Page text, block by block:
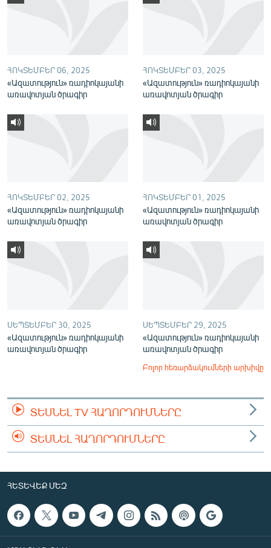
ՀԵՏԵՎԵՔ ՄԵԶ
ՀՈԿՏԵՄԲԵՐ 06, 2025
«Ազատություն» ռադիոկայանի
առավոտյան ծրագիր
ՀՈԿՏԵՄԲԵՐ 03, 2025
«Ազատություն» ռադիոկայանի
առավոտյան ծրագիր
ՀՈԿՏԵՄԲԵՐ 02, 2025
«Ազատություն» ռադիոկայանի
առավոտյան ծրագիր
ՀՈԿՏԵՄԲԵՐ 01, 2025
«Ազատություն» ռադիոկայանի
առավոտյան ծրագիր
ՍԵՊՏԵՄԲԵՐ 30, 2025
«Ազատություն» ռադիոկայանի
առավոտյան ծրագիր
ՍԵՊՏԵՄԲԵՐ 29, 2025
«Ազատություն» ռադիոկայանի
առավոտյան ծրագիր
Բոլոր հեռարձակումների արխիվը
ՏԵՍՆԵԼ TV ՀԱՂՈՐԴՈՒՄՆԵՐԸ
ՏԵՍՆԵԼ ՀԱՂՈՐԴՈՒՄՆԵՐԸ
ՀԵՏԵՎԵՔ ՄԵԶ